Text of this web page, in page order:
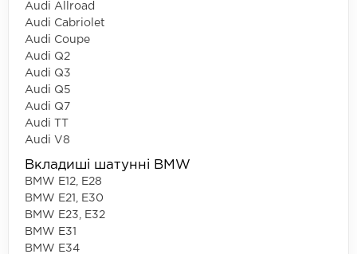
Audi Allroad
Audi Cabriolet
Audi Coupe
Audi Q2
Audi Q3
Audi Q5
Audi Q7
Audi TT
Audi V8
Вкладиші шатунні BMW
BMW E12, E28
BMW E21, E30
BMW E23, E32
BMW E31
BMW E34